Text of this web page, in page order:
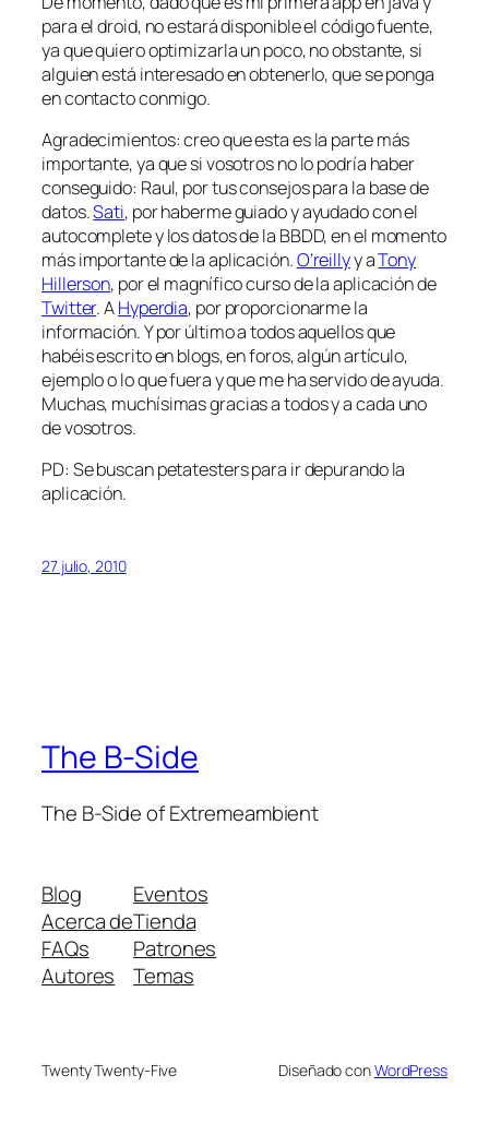
para el droid, no estará disponible el código fuente,
ya que quiero optimizarla un poco, no obstante, si
alguien está interesado en obtenerlo, que se ponga
en contacto conmigo.
Agradecimientos: creo que esta es la parte más
importante, ya que si vosotros no lo podría haber
conseguido: Raul, por tus consejos para la base de
datos.Sati, por haberme guiado y ayudado con el
autocomplete y los datos de la BBDD, en el momento
más importante de la aplicación.O’reillyy aTony
Hillerson, por el magnífico curso de la aplicación de
Twitter. AHyperdia, por proporcionarme la
información. Y por último a todos aquellos que
habéis escrito en blogs, en foros, algún artículo,
ejemplo o lo que fuera y que me ha servido de ayuda.
Muchas, muchísimas gracias a todos y a cada uno
de vosotros.
PD: Se buscan petatesters para ir depurando la
aplicación.
27 julio, 2010
The B-Side
The B-Side of Extremeambient
Blog
Acerca de
FAQs
Autores
Eventos
Tienda
Patrones
Temas
Twenty Twenty-Five Diseñado conWordPress